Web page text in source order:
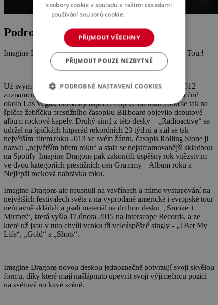
Podrobnosti o akci
Imagine Dragons se vrací do Prahy v rámci svého Mercury Tour!
Už svým prvním albem „Night Visions“ vydaném v roce 2012
zaznamenala kapela, do té doby známá jen na své lokální scéně
okolo Las Vegas, ohromný úspěch. Poprvé od roku 2006 se tak na
špičce žebříčku prestižního časopisu Billboard objevilo debutové
album rockové kapely. Druhý singl z této desky – „Radioactive“ se
udržel na špičkách hitparád rekordních 23 týdnů a stal se tak
největším hitem roku 2013 ve svém žánru, časopis Rolling Stone ji
nazval „největším hitem roku“ a stala se nejstreamovanější skladbou
na Spotify. Imagine Dragons pak zakončili úspěšný rok vítězstvím
ve dvou kategoriích prestižních cen Grammy – Album roku a
Nejlepší rocková nahrávka roku.
Imagine Dragons ale neusnuli na vavřínech a mimo vystupování na
největších festivalech světa a na vyprodané americké i evropské tour
neúnavně skládali a psali materiál na druhou desku, „Smoke +
Mirrors“, která vyšla 17.února 2015 na Interscope Records, a ze
které už jsou v tuto chvíli venku tři veleúspěšné singly - „I Bet My
Life“, „Gold“ a „Shots“.
Imagine Dragons novou deskou jednoznačně potvrzují svoji skvělou
formu, díky které mají našlápnuto upevnit svoji výjimečnou pozici
na světové rockové scéně.
soubory cookie v souladu s našimi zásadami
používání souborů cookie.
PŘIJMOUT VŠECHNY
PŘIJMOUT POUZE NEZBYTNÉ
PODROBNÉ NASTAVENÍ COOKIES